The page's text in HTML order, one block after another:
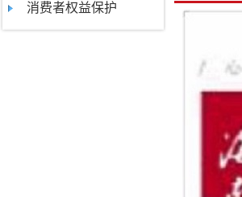
消费者权益保护